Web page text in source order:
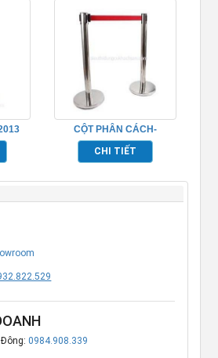
CỘT PHÂN CÁCH-
TP692036
CHI TIẾT
0984.908.339